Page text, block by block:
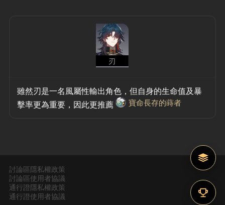
刃
雖然刃是一名風屬性輸出角色，但自身的生命值及暴
擊率更為重要，因此更推薦
寶命長存的蒔者
討論區隱私權政策
討論區使用者協議
通行證隱私權政策
通行證使用者協議